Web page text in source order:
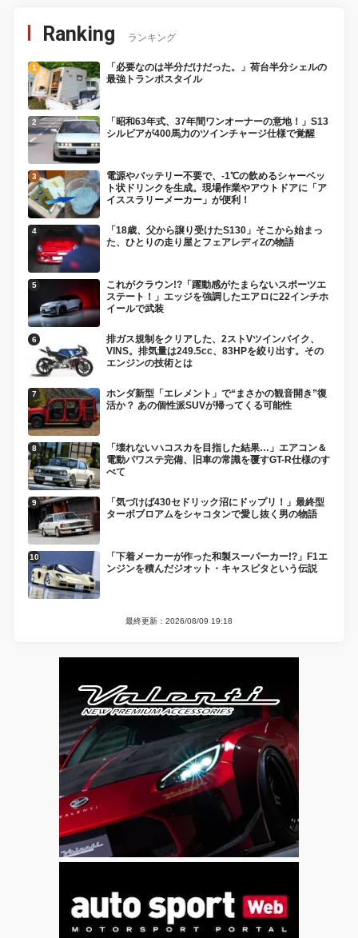
Ranking ランキング
「必要なのは半分だけだった。」荷台半分シェルの
最強トランポスタイル
「昭和63年式、37年間ワンオーナーの意地！」S13
シルビアが400馬力のツインチャージ仕様で覚醒
電源やバッテリー不要で、-1℃の飲めるシャーベッ
ト状ドリンクを生成。現場作業やアウトドアに「ア
イススラリーメーカー」が便利！
「18歳、父から譲り受けたS130」そこから始まっ
た、ひとりの走り屋とフェアレディZの物語
これがクラウン!?「躍動感がたまらないスポーツエ
ステート！」エッジを強調したエアロに22インチホ
イールで武装
排ガス規制をクリアした、2ストVツインバイク、
VINS。排気量は249.5cc、83HPを絞り出す。その
エンジンの技術とは
ホンダ新型「エレメント」で“まさかの観音開き”復
活か？ あの個性派SUVが帰ってくる可能性
「壊れないハコスカを目指した結果…」エアコン＆
電動パワステ完備、旧車の常識を覆すGT-R仕様のす
べて
「気づけば430セドリック沼にドップリ！」最終型
ターボブロアムをシャコタンで愛し抜く男の物語
「下着メーカーが作った和製スーパーカー!?」F1エ
ンジンを積んだジオット・キャスピタという伝説
最終更新：2026/08/09 19:18